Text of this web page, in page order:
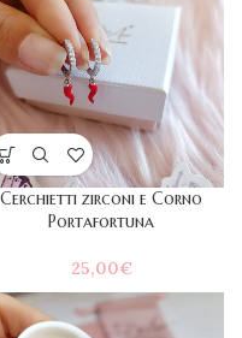
Cerchietti zirconi e Corno
Portafortuna
25,00€